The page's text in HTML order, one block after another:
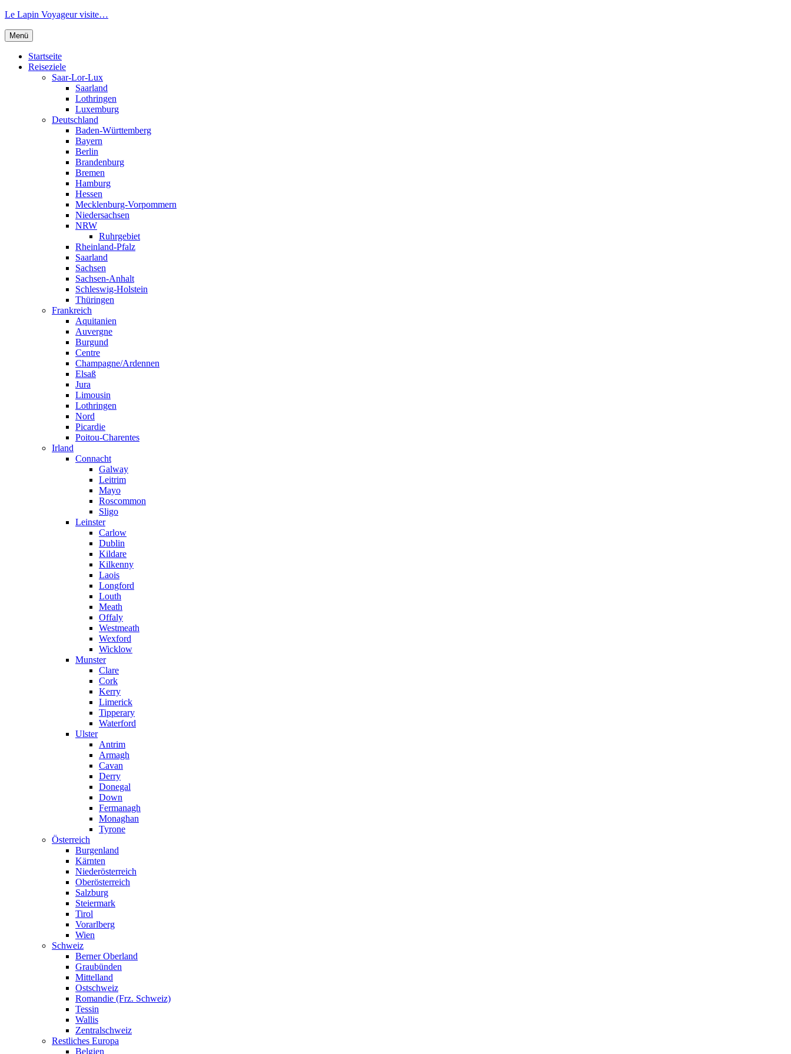
Zum
springen
Le Lapin Voyageur visite…
Menü
Startseite
Reiseziele
Saar-Lor-Lux
Saarland
Lothringen
Luxemburg
Deutschland
Baden-Württemberg
Bayern
Berlin
Brandenburg
Bremen
Hamburg
Hessen
Mecklenburg-Vorpommern
Niedersachsen
NRW
Ruhrgebiet
Rheinland-Pfalz
Saarland
Sachsen
Sachsen-Anhalt
Schleswig-Holstein
Thüringen
Frankreich
Aquitanien
Auvergne
Burgund
Centre
Champagne/Ardennen
Elsaß
Jura
Limousin
Lothringen
Nord
Picardie
Poitou-Charentes
Irland
Connacht
Galway
Leitrim
Mayo
Roscommon
Sligo
Leinster
Carlow
Dublin
Kildare
Kilkenny
Laois
Longford
Louth
Meath
Offaly
Westmeath
Wexford
Wicklow
Munster
Clare
Cork
Kerry
Limerick
Tipperary
Waterford
Ulster
Antrim
Armagh
Cavan
Derry
Donegal
Down
Fermanagh
Monaghan
Tyrone
Österreich
Burgenland
Kärnten
Niederösterreich
Oberösterreich
Salzburg
Steiermark
Tirol
Vorarlberg
Wien
Schweiz
Berner Oberland
Graubünden
Mittelland
Ostschweiz
Romandie (Frz. Schweiz)
Tessin
Wallis
Zentralschweiz
Restliches Europa
Belgien